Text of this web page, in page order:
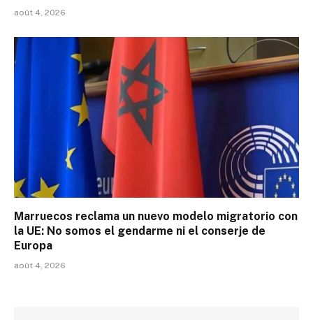
août 4, 2026
Marruecos reclama un nuevo modelo migratorio con
la UE: No somos el gendarme ni el conserje de
Europa
août 4, 2026